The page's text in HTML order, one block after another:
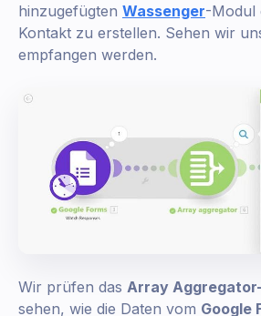
hinzugefügten Wassenger-Modul
Kontakt zu erstellen. Sehen wir
empfangen werden.
Wir prüfen das Array
sehen, wie die Daten vom Google